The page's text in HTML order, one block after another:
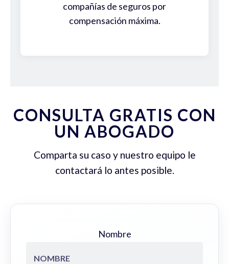
compañías de seguros por
compensación máxima.
CONSULTA GRATIS CON
UN ABOGADO
Comparta su caso y nuestro equipo le
contactará lo antes posible.
Nombre